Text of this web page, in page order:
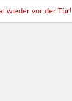
wieder vor der Tür!